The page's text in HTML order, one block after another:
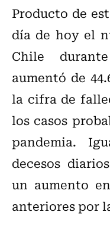
Producto de
día de hoy el
Chile
aumentó de
la cifra de
los casos
pandemia.
decesos
un aumento
anteriores por